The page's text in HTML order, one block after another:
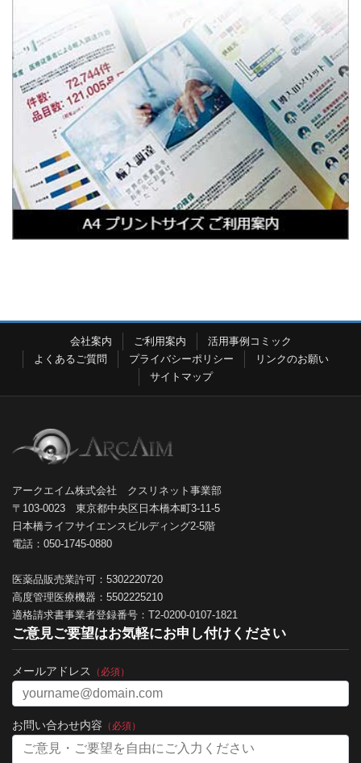
会社案内 ご利用案内
活用事例コミック
よくあるご質問
プライバシーポリシー
リンクのお願い
サイトマップ
アークエイム株式会社 クスリネット事業部
〒103-0023 東京都中央区日本橋本町3-11-5
日本橋ライフサイエンスビルディング2-5階
電話：050-1745-0880
医薬品販売業許可：5302220720
高度管理医療機器：5502225210
適格請求書事業者登録番号：T2-0200-0107-1821
ご意見ご要望はお気軽にお申し付けください
メールアドレス （必須）
お問い合わせ内容 （必須）